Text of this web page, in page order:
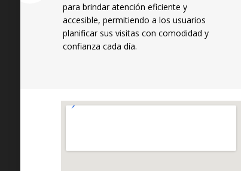
para brindar atención eficiente y
accesible, permitiendo a los usuarios
planificar sus visitas con comodidad y
confianza cada día.